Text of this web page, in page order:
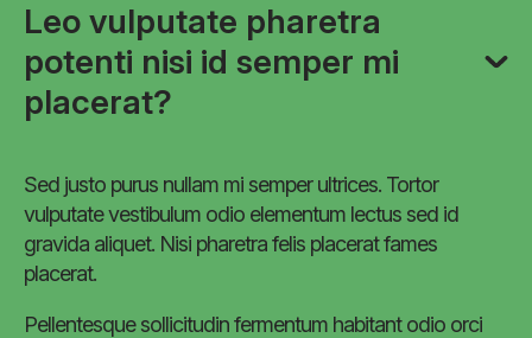
Leo vulputate pharetra
potenti nisi id semper mi
placerat?
Sed justo purus nullam mi semper ultrices. Tortor
vulputate vestibulum odio elementum lectus sed id
gravida aliquet. Nisi pharetra felis placerat fames
placerat.
Pellentesque sollicitudin fermentum habitant odio orci